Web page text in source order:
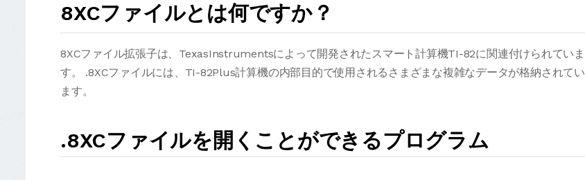
8XCファイルとは何ですか？
8XCファイル拡張子は、TexasInstrumentsによって開発されたスマート計算機TI-82に関連付けられていま
す。 .8XCファイルには、TI-82Plus計算機の内部目的で使用されるさまざまな複雑なデータが格納されてい
ます。
.8XCファイルを開くことができるプログラム